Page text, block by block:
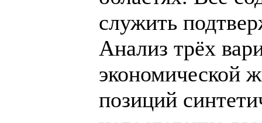
служить
Анализ трёх
экономической
позиций